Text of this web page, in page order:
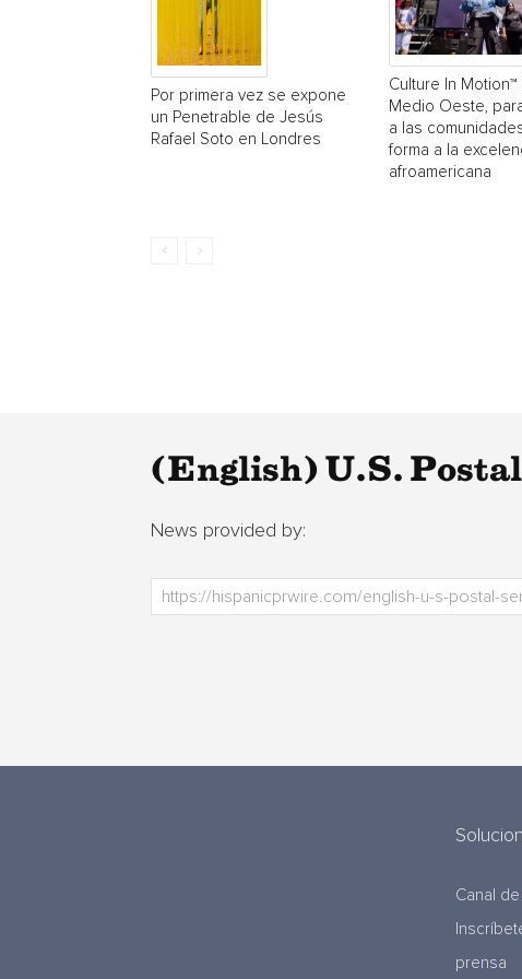
Por primera vez se expone
un Penetrable de Jesús
Rafael Soto en Londres
Culture In Motion™
Medio Oeste,
a las
forma a la
afroamericana
(English) U.S.
News provided by:
Canal
prensa